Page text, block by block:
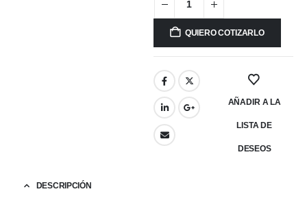
QUIERO COTIZARLO
AÑADIR A LA
LISTA DE
DESEOS
DESCRIPCIÓN